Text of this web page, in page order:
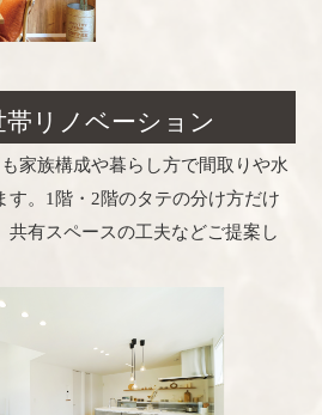
帯リノベーション
家族構成や暮らし方で間取りや水
す。1階・2階のタテの分け方だけ
共有スペースの工夫などご提案し